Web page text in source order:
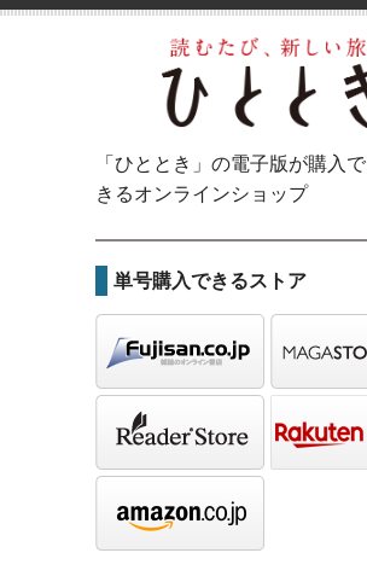
「ひととき」の電子版が購入で
きるオンラインショップ
単号購入できるストア